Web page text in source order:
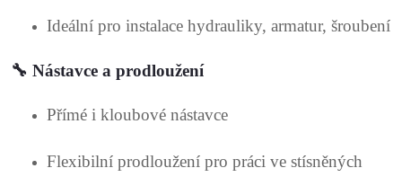
Ideální pro instalace hydrauliky, armatur, šroubení
🔧 Nástavce a prodloužení
Přímé i kloubové nástavce
Flexibilní prodloužení pro práci ve stísněných